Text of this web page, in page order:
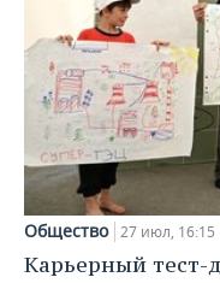
Общество 27 июл, 16:15
Карьерный тест-